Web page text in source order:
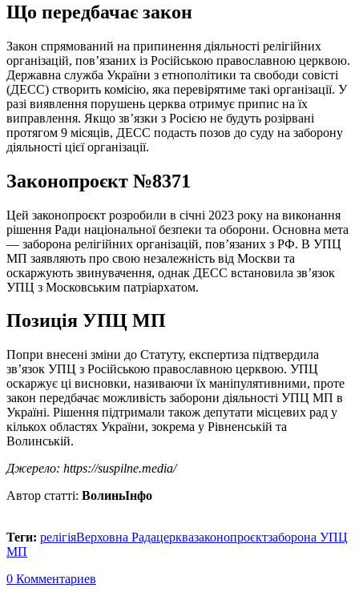
Що передбачає закон
Закон спрямований на припинення діяльності релігійних
організацій, пов’язаних із Російською православною церквою.
Державна служба України з етнополітики та свободи совісті
(ДЕСС) створить комісію, яка перевірятиме такі організації. У
разі виявлення порушень церква отримує припис на їх
виправлення. Якщо зв’язки з Росією не будуть розірвані
протягом 9 місяців, ДЕСС подасть позов до суду на заборону
діяльності цієї організації.
Законопроєкт №8371
Цей законопроєкт розробили в січні 2023 року на виконання
рішення Ради національної безпеки та оборони. Основна мета
— заборона релігійних організацій, пов’язаних з РФ. В УПЦ
МП заявляють про свою незалежність від Москви та
оскаржують звинувачення, однак ДЕСС встановила зв’язок
УПЦ з Московським патріархатом.
Позиція УПЦ МП
Попри внесені зміни до Статуту, експертиза підтвердила
зв’язок УПЦ з Російською православною церквою. УПЦ
оскаржує ці висновки, називаючи їх маніпулятивними, проте
закон передбачає можливість заборони діяльності УПЦ МП в
Україні. Рішення підтримали також депутати місцевих рад у
кількох областях України, зокрема у Рівненській та
Волинській.
Джерело: https://suspilne.media/
Автор статті: ВолиньІнфо
Теги: релігіяВерховна Радацерквазаконопроєктзаборона УПЦ
МП
0 Комментариев